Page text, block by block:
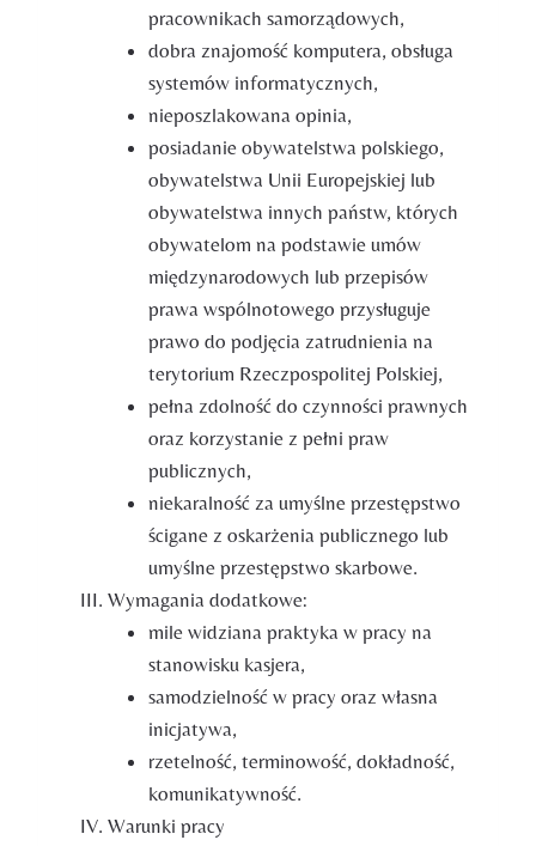
pracownikach samorządowych,
dobra znajomość komputera, obsługa
systemów informatycznych,
nieposzlakowana opinia,
posiadanie obywatelstwa polskiego,
obywatelstwa Unii Europejskiej lub
obywatelstwa innych państw, których
obywatelom na podstawie umów
międzynarodowych lub przepisów
prawa wspólnotowego przysługuje
prawo do podjęcia zatrudnienia na
terytorium Rzeczpospolitej Polskiej,
pełna zdolność do czynności prawnych
oraz korzystanie z pełni praw
publicznych,
niekaralność za umyślne przestępstwo
ścigane z oskarżenia publicznego lub
umyślne przestępstwo skarbowe.
Wymagania dodatkowe:
mile widziana praktyka w pracy na
stanowisku kasjera,
samodzielność w pracy oraz własna
inicjatywa,
rzetelność, terminowość, dokładność,
komunikatywność.
Warunki pracy